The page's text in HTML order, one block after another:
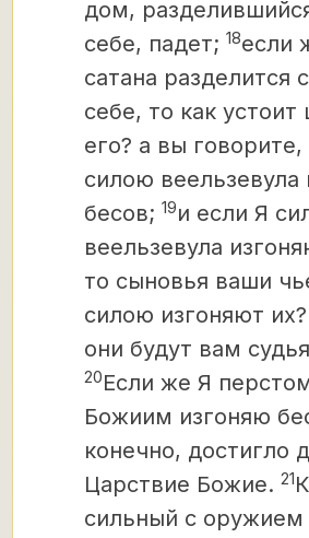
дом,
себе, падет; 18если
сатана разделится
себе, то как устоит
его? а вы говорите,
силою веельзевула
бесов; 19и если Я
веельзевула
то сыновья ваши
силою изгоняют
они будут вам
20Если же Я
Божиим изгоняю
конечно, достигло
Царствие Божие. 21
сильный с оружием